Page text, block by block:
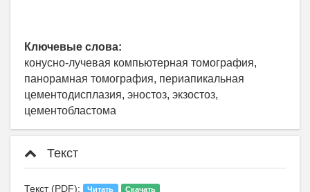
Ключевые слова:
конусно-лучевая компьютерная томография,
панорамная томография, периапикальная
цементодисплазия, эностоз, экзостоз,
цементобластома
Текст
Текст (PDF): Читать Скачать